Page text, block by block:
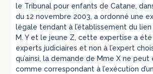
le Tribunal pour enfants de Catane,
du 12 novembre 2003, a ordonné une
légale tendant à l’établissement du
M. Y et le jeune Z, cette expertise a
experts judiciaires et non à l’expert
qu’ainsi, la demande de Mme X ne
comme correspondant à l’exécution